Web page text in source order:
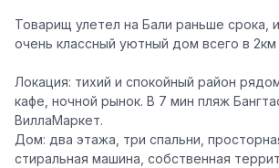
Товарищ улетел на Бали раньше срока,
очень классный уютный дом всего в
Локация: тихий и спокойный район
кафе, ночной рынок. В 7 мин пляж
ВиллаМаркет.
Дом: два этажа, три спальни,
стиральная машина, собственная